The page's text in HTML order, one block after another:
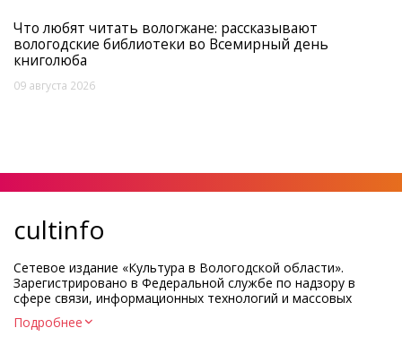
Что любят читать вологжане: рассказывают
вологодские библиотеки во Всемирный день
книголюба
09 августа 2026
cultinfo
Сетевое издание «Культура в Вологодской области».
Зарегистрировано в Федеральной службе по надзору в
сфере связи, информационных технологий и массовых
Регистрационный номер и дата принятия решения о
Подробнее